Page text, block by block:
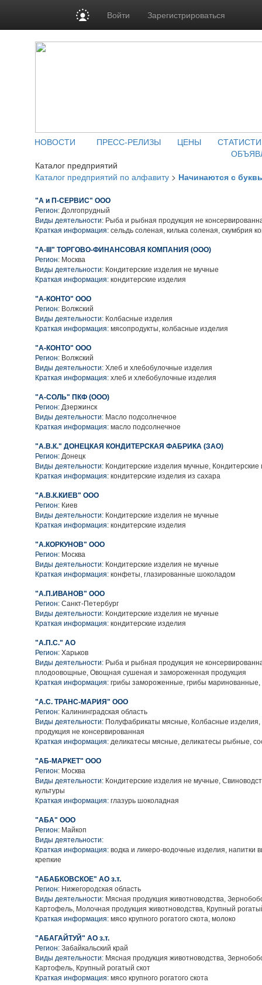
Войти Зарегистрироваться
НОВОСТИ ПРЕСС-РЕЛИЗЫ ЦЕНЫ
Каталог предприятий
Каталог предприятий по алфавиту > Начинаются с
"А и П-СЕРВИС" ООО
Регион: Долгопрудный
Виды деятельности: Рыба и рыбная продукция не
Краткая информация: сельдь соленая, килька соленая, скумбрия
"А-III" ТОРГОВО-ФИНАНСОВАЯ КОМПАНИЯ (ООО)
Регион: Москва
Виды деятельности: Кондитерские изделия не мучные
Краткая информация: кондитерские изделия
"А-КОНТО" ООО
Регион: Волжский
Виды деятельности: Колбасные изделия
Краткая информация: мясопродукты, колбасные изделия
"А-КОНТО" ООО
Регион: Волжский
Виды деятельности: Хлеб и хлебобулочные изделия
Краткая информация: хлеб и хлебобулочные изделия
"А-СОЛЬ" ПКФ (ООО)
Регион: Дзержинск
Виды деятельности: Масло подсолнечное
Краткая информация: масло подсолнечное
"А.В.К." ДОНЕЦКАЯ КОНДИТЕРСКАЯ ФАБРИКА (ЗАО)
Регион: Донецк
Виды деятельности: Кондитерские изделия мучные,
Краткая информация: кондитерские изделия из сахара
"А.В.К.КИЕВ" ООО
Регион: Киев
Виды деятельности: Кондитерские изделия не мучные
Краткая информация: кондитерские изделия
"А.КОРКУНОВ" ООО
Регион: Москва
Виды деятельности: Кондитерские изделия не мучные
Краткая информация: конфеты, глазированные шоколадом
"А.П.ИВАНОВ" ООО
Регион: Санкт-Петербург
Виды деятельности: Кондитерские изделия не мучные
Краткая информация: кондитерские изделия
"А.П.С." АО
Регион: Харьков
Виды деятельности: Рыба и рыбная продукция не
плодоовощные, Овощная сушеная и замороженная продукция
Краткая информация: грибы замороженные, грибы
"А.С. ТРАНС-МАРИЯ" ООО
Регион: Калининградская область
Виды деятельности: Полуфабрикаты мясные, Колбасные
продукция не консервированная
Краткая информация: деликатесы мясные, деликатесы рыбные,
"АБ-МАРКЕТ" ООО
Регион: Москва
Виды деятельности: Кондитерские изделия не мучные,
культуры
Краткая информация: глазурь шоколадная
"АБА" ООО
Регион: Майкоп
Виды деятельности:
Краткая информация: водка и ликеро-водочные изделия, напитки
крепкие
"АБАБКОВСКОЕ" АО з.т.
Регион: Нижегородская область
Виды деятельности: Мясная продукция животноводства,
Картофель, Молочная продукция животноводства, Крупный
Краткая информация: мясо крупного рогатого скота, молоко
"АБАГАЙТУЙ" АО з.т.
Регион: Забайкальский край
Виды деятельности: Мясная продукция животноводства,
Картофель, Крупный рогатый скот
Краткая информация: мясо крупного рогатого скота